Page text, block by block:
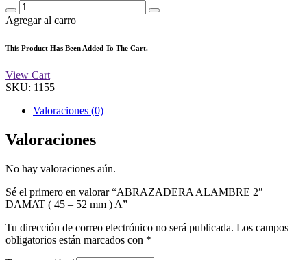
Agregar al carro
This Product Has Been Added To The Cart.
View Cart
SKU: 1155
Valoraciones (0)
Valoraciones
No hay valoraciones aún.
Sé el primero en valorar “ABRAZADERA ALAMBRE 2″
DAMAT ( 45 – 52 mm ) A”
Tu dirección de correo electrónico no será publicada. Los campos
obligatorios están marcados con *